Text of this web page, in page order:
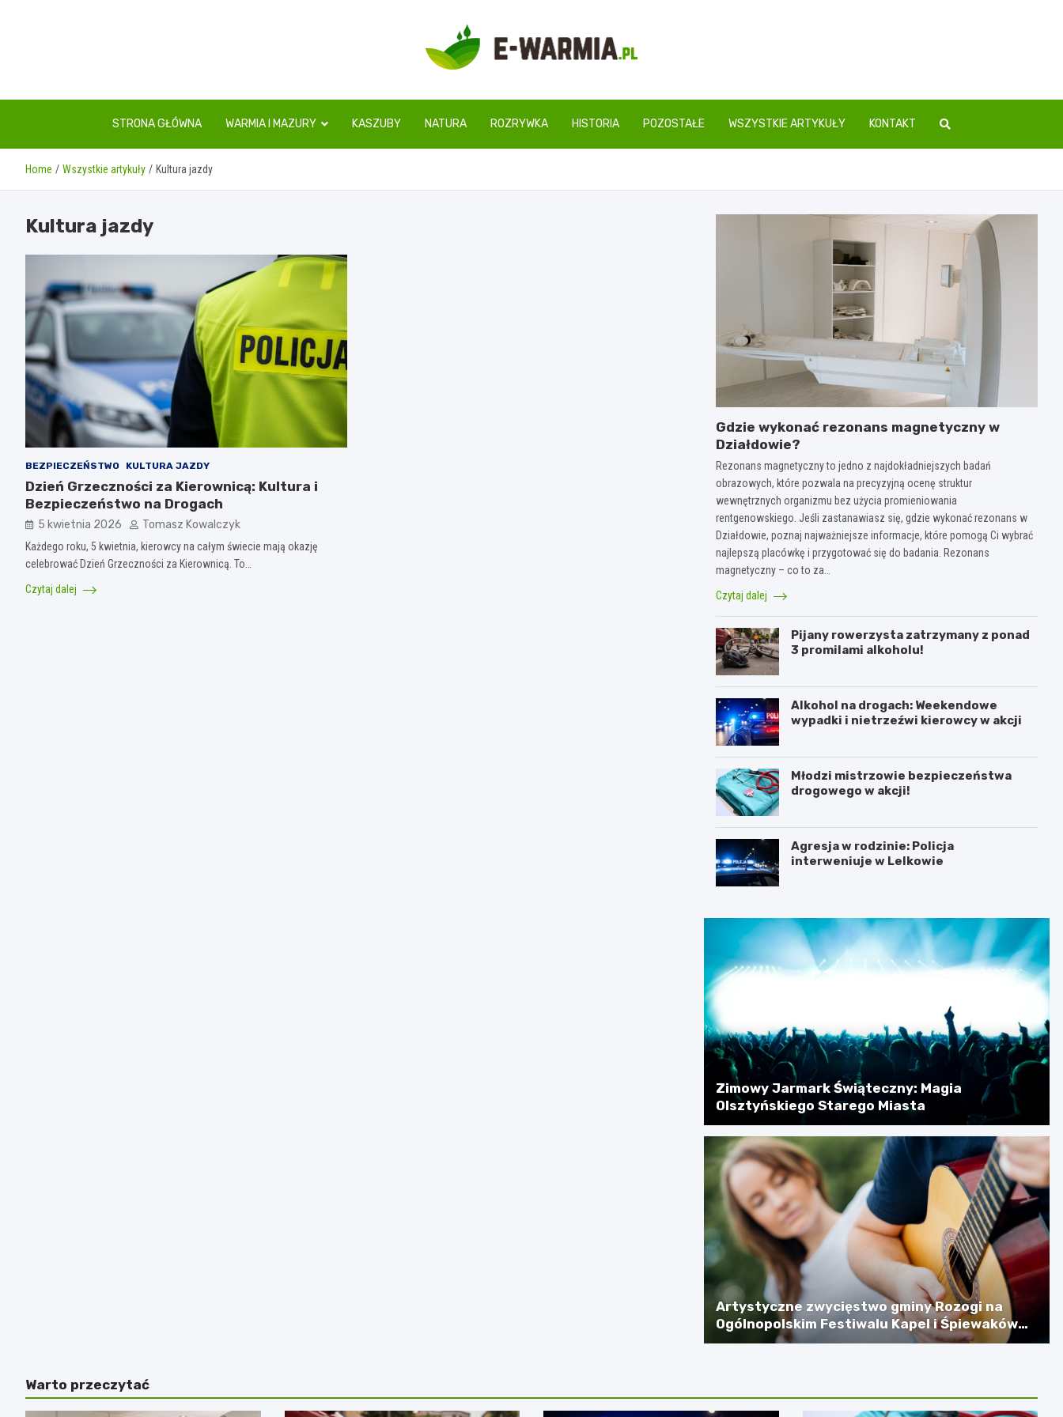
www.e-warmia.pl
STRONA GŁÓWNA WARMIA I MAZURY KASZUBY NATURA ROZRYWKA HISTORIA POZOSTAŁE WSZYSTKIE ARTYKUŁY KONTAKT
Home Wszystkie artykuły Kultura jazdy
Kultura jazdy
BEZPIECZEŃSTWO KULTURA JAZDY
Dzień Grzeczności za Kierownicą: Kultura i
Bezpieczeństwo na Drogach
5 kwietnia 2026 Tomasz Kowalczyk
Każdego roku, 5 kwietnia, kierowcy na całym świecie mają okazję
celebrować Dzień Grzeczności za Kierownicą. To…
Czytaj dalej
Gdzie wykonać rezonans magnetyczny w
Działdowie?
Rezonans magnetyczny to jedno z najdokładniejszych badań
obrazowych, które pozwala na precyzyjną ocenę struktur
wewnętrznych organizmu bez użycia promieniowania
rentgenowskiego. Jeśli zastanawiasz się, gdzie wykonać rezonans w
Działdowie, poznaj najważniejsze informacje, które pomogą Ci wybrać
najlepszą placówkę i przygotować się do badania. Rezonans
magnetyczny – co to za…
Czytaj dalej
Pijany rowerzysta zatrzymany z ponad
3 promilami alkoholu!
Alkohol na drogach: Weekendowe
wypadki i nietrzeźwi kierowcy w akcji
Młodzi mistrzowie bezpieczeństwa
drogowego w akcji!
Agresja w rodzinie: Policja
interweniuje w Lelkowie
Zimowy Jarmark Świąteczny: Magia
Olsztyńskiego Starego Miasta
Artystyczne zwycięstwo gminy Rozogi na
Ogólnopolskim Festiwalu Kapel i Śpiewaków
Ludowych w Kazimierzu Dolnym
Warto przeczytać